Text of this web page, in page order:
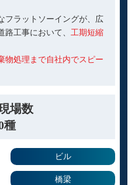
フラットソーイングが、広
工事において、 工期短縮
物処理まで自社内でスピー
場数
種
ビル
橋梁